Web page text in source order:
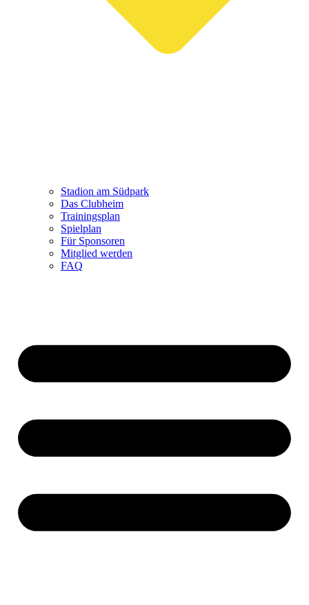
Stadion am Südpark
Das Clubheim
Trainingsplan
Spielplan
Für Sponsoren
Mitglied werden
FAQ